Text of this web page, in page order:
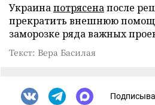
Украинапотрясенапосле
прекратить внешнюю
заморозке ряда важных
Текст: Вера Басилая